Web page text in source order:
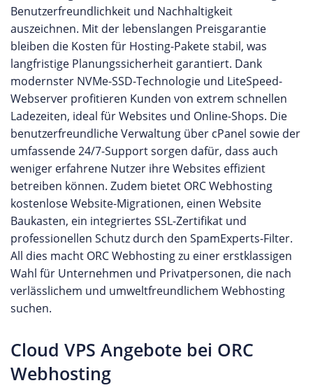
Benutzerfreundlichkeit und Nachhaltigkeit
auszeichnen. Mit der lebenslangen Preisgarantie
bleiben die Kosten für Hosting-Pakete stabil, was
langfristige Planungssicherheit garantiert. Dank
modernster NVMe-SSD-Technologie und LiteSpeed-
Webserver profitieren Kunden von extrem schnellen
Ladezeiten, ideal für Websites und Online-Shops. Die
benutzerfreundliche Verwaltung über cPanel sowie der
umfassende 24/7-Support sorgen dafür, dass auch
weniger erfahrene Nutzer ihre Websites effizient
betreiben können. Zudem bietet ORC Webhosting
kostenlose Website-Migrationen, einen Website
Baukasten, ein integriertes SSL-Zertifikat und
professionellen Schutz durch den SpamExperts-Filter.
All dies macht ORC Webhosting zu einer erstklassigen
Wahl für Unternehmen und Privatpersonen, die nach
verlässlichem und umweltfreundlichem Webhosting
suchen.
Cloud VPS Angebote bei ORC
Webhosting